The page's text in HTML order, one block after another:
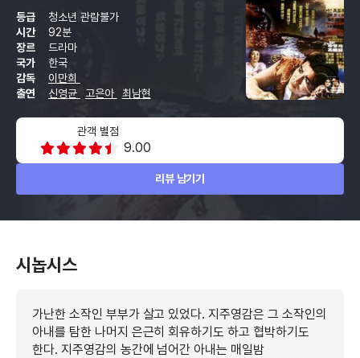
등급
청소년 관람불가
시간
92분
장르
드라마
국가
한국
감독
이만희
출연
신영균 고은아 최남현
관객 별점
9.00
리뷰 남기기
시놉시스
가난한 소작인 부부가 살고 있었다. 지주영감은 그 소작인의
아내를 탐한 나머지 은근히 회유하기도 하고 협박하기도
한다. 지주영감의 농간에 넘어간 아내는 매일밤